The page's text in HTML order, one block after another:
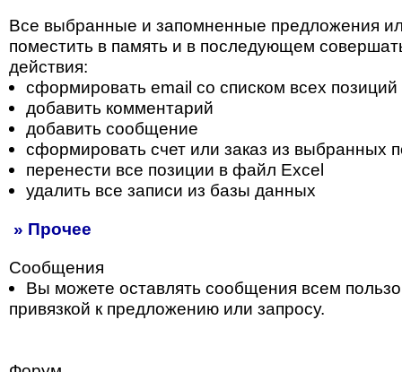
Все выбранные и запомненные предложения
поместить в память и в последующем
действия:
сформировать email со списком всех позиций
добавить комментарий
добавить сообщение
сформировать счет или заказ из выбранных
перенести все позиции в файл Excel
удалить все записи из базы данных
» Прочее
Сообщения
Вы можете оставлять сообщения всем
привязкой к предложению или запросу.